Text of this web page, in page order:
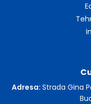
Adresa: Strada Gina